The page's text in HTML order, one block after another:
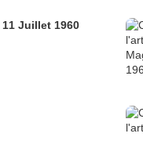
Juillet 1960